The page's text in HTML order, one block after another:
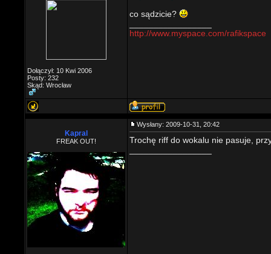
Dołączył: 10 Kwi 2006
Posty: 232
Skąd: Wrocław
co sądzicie?
http://www.myspace.com/rafikspace
Kapral
FREAK OUT!
Wysłany: 2009-10-31, 20:42
Trochę riff do wokalu nie pasuje,